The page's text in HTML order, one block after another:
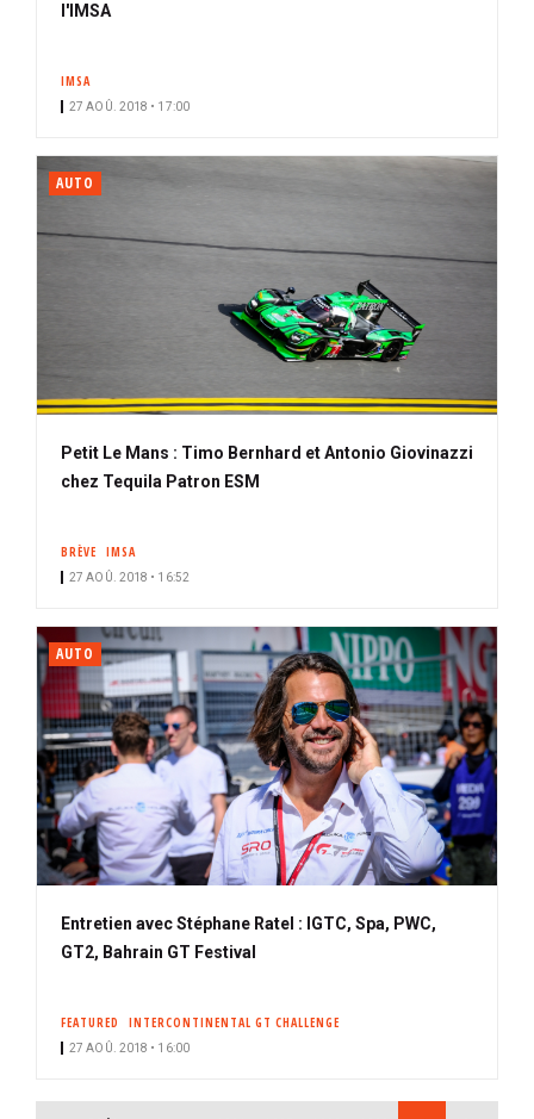
l'IMSA
IMSA
27 AOÛ. 2018 • 17:00
AUTO
Petit Le Mans : Timo Bernhard et Antonio Giovinazzi
chez Tequila Patron ESM
BRÈVE IMSA
27 AOÛ. 2018 • 16:52
AUTO
Entretien avec Stéphane Ratel : IGTC, Spa, PWC,
GT2, Bahrain GT Festival
FEATURED INTERCONTINENTAL GT CHALLENGE
27 AOÛ. 2018 • 16:00